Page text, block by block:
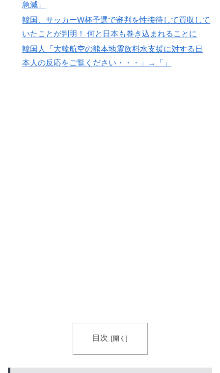
急減」
韓国、サッカーW杯予選で審判を性接待して買収して
いたことが判明！ 何と日本も巻き込まれることに
韓国人「大韓航空の熊本地震飲料水支援に対する日
本人の反応をご覧ください・・・」→「」
目次